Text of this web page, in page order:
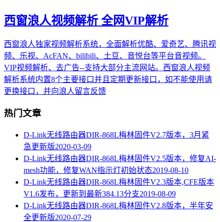
西窗浪人视频解析 全网VIP解析
西窗浪人独家视频解析系统，全面解析优酷、爱奇艺、腾讯视
频、乐视、AcFAN、bilibili、土豆、音悦台等平台音视频。
VIP视频解析、去广告--支持大部分主流网站。西窗浪人视频
解析系统内置8个主要接口并且定期更新接口，如不能使用请
更换接口，并向浪人留言反馈
热门文章
D-Link无线路由器DIR-868L梅林固件V2.7版本，3月紧
急更新版2020-03-09
D-Link无线路由器DIR-868L梅林固件V2.5版本，修复AI-
mesh功能，修复WAN指示灯初始状态2019-08-10
D-Link无线路由器DIR-868L梅林固件V2.3版本,CFE版本
V1.6发布，更新到最新384.13分支2019-08-09
D-Link无线路由器DIR-868L梅林固件V2.8版本，半年安
全更新版2020-07-29